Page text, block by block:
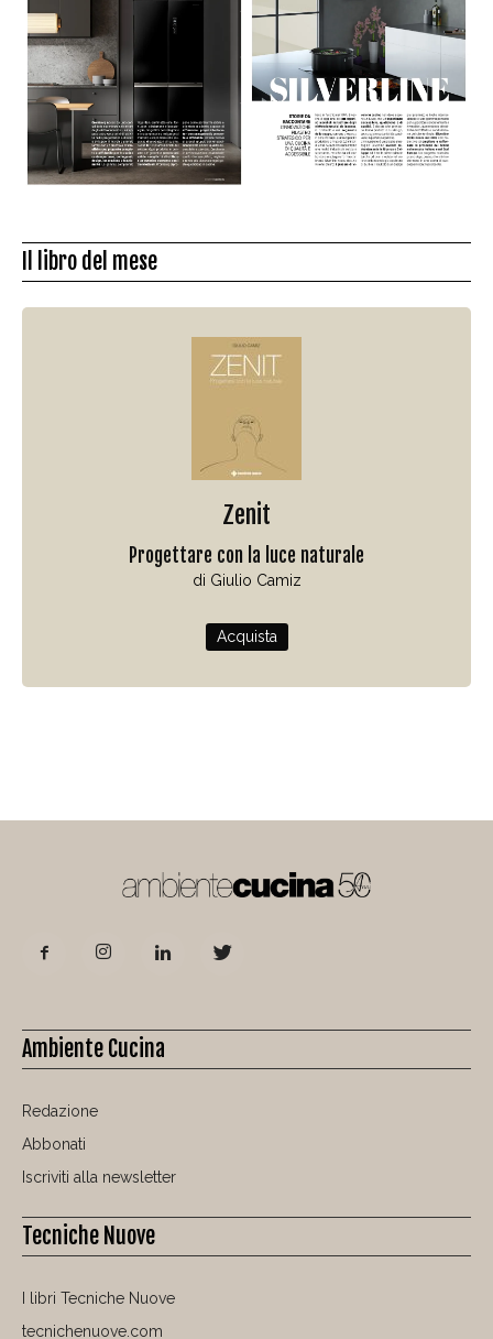
Il libro del mese
Zenit
Progettare con la luce naturale
di Giulio Camiz
Acquista
Ambiente Cucina
Redazione
Abbonati
Iscriviti alla newsletter
Tecniche Nuove
I libri Tecniche Nuove
tecnichenuove.com